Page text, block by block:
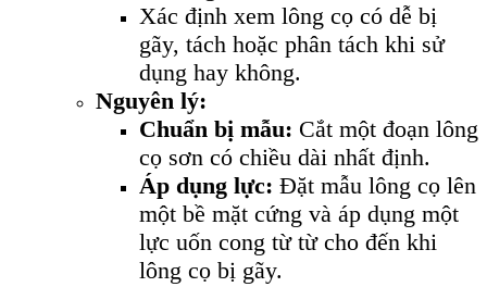
Xác định xem lông cọ có dễ bị
gãy, tách hoặc phân tách khi sử
dụng hay không.
Nguyên lý:
Chuẩn bị mẫu: Cắt một đoạn lông
cọ sơn có chiều dài nhất định.
Áp dụng lực: Đặt mẫu lông cọ lên
một bề mặt cứng và áp dụng một
lực uốn cong từ từ cho đến khi
lông cọ bị gãy.